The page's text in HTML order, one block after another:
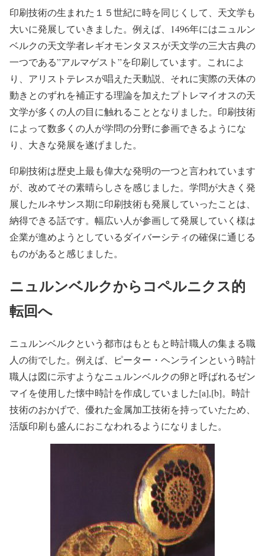
印刷技術の生まれた１５世紀に時を同じくして、天文学も
大いに発展していきました。例えば、1496年にはニュルン
ベルクの天文学者レギオモンタヌスが天文学の三大古典の
一つである”アルマゲスト”を印刷しています。これによ
り、アリストテレスが唱えた天動説、それに実際の天体の
動きとのずれを補正する理論を加えたプトレマイオスの天
文学が多くの人の目に触れることとなりました。印刷技術
によって数多くの人が学問の分野に参画できるようにな
り、大きな発展を遂げました。
印刷技術は歴史上最も偉大な発明の一つと言われています
が、改めてその素晴らしさを感じました。学問が大きく発
展したルネサンス期に印刷技術も発展していったことは、
納得できる話です。幅広い人が参画して発展していく様は
企業が進めようとしているダイバーシティの確保に通じる
ものがあると感じました。
ニュルンベルクからコペルニクス的
転回へ
ニュルンベルクという都市はもともと時計職人の集まる職
人の街でした。例えば、ピーター・ヘンラインという時計
職人は図に示すようなニュルンベルクの卵と呼ばれるゼン
マイを使用した懐中時計を作成していました[a],[b]。時計
技術のおかげで、優れた金属加工技術を持っていたため、
活版印刷も盛んにおこなわれるようになりました。